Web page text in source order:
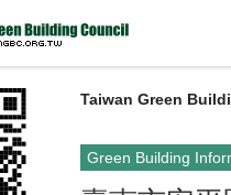
Taiwan Green
Green Building